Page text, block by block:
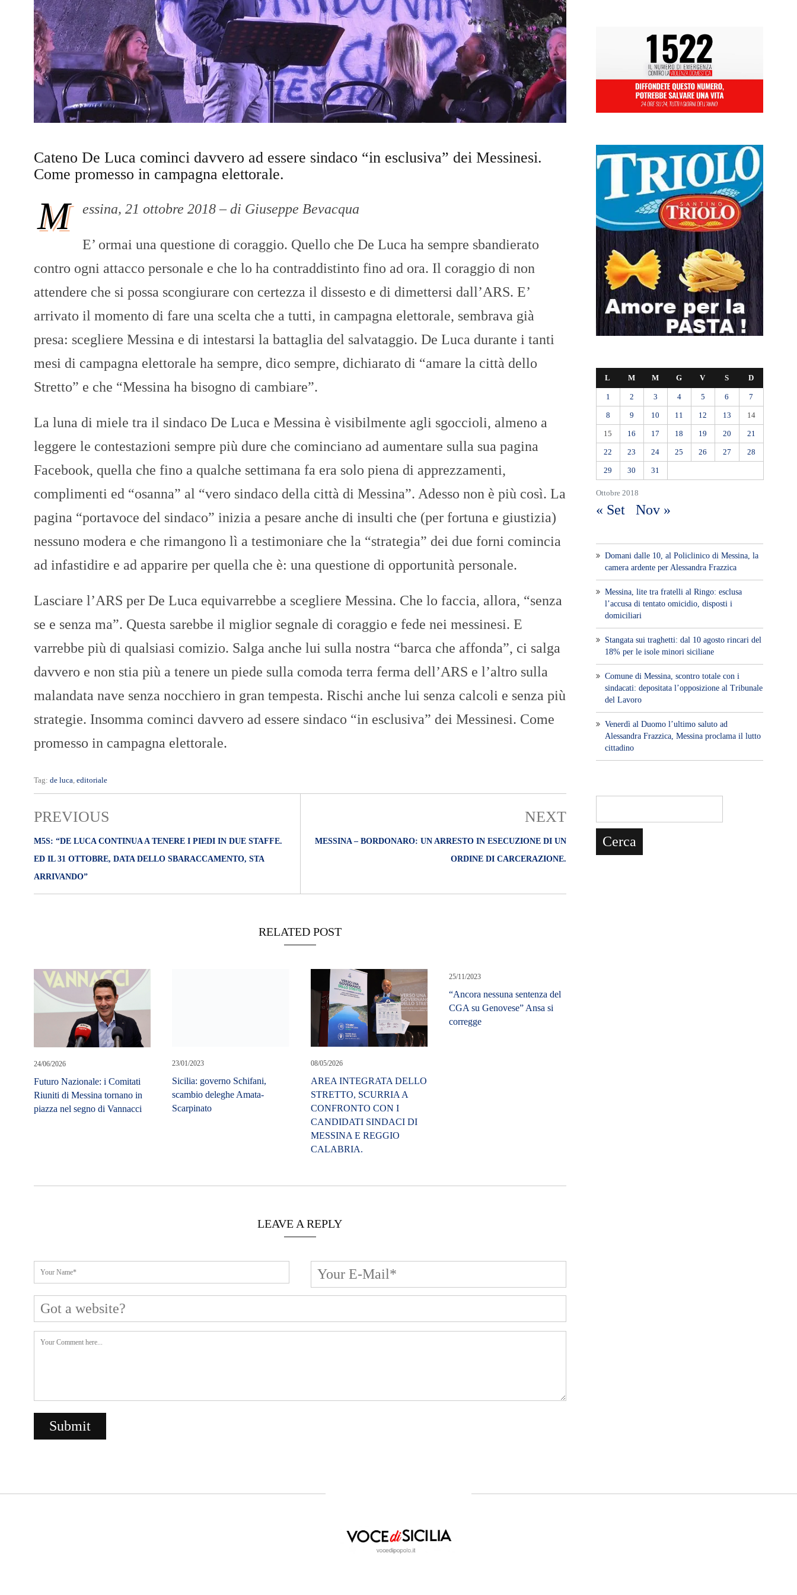
O
T
S
p
o
r
t
I
O
Cateno De Luca cominci davvero ad essere sindaco “in esclusiva” dei Messinesi.
Come promesso in campagna elettorale.
M essina, 21 ottobre 2018 – di Giuseppe Bevacqua
E’ ormai una questione di coraggio. Quello che De Luca ha sempre sbandierato
contro ogni attacco personale e che lo ha contraddistinto fino ad ora. Il coraggio di non
attendere che si possa scongiurare con certezza il dissesto e di dimettersi dall’ARS. E’
arrivato il momento di fare una scelta che a tutti, in campagna elettorale, sembrava già
presa: scegliere Messina e di intestarsi la battaglia del salvataggio. De Luca durante i tanti
mesi di campagna elettorale ha sempre, dico sempre, dichiarato di “amare la città dello
Stretto” e che “Messina ha bisogno di cambiare”.
La luna di miele tra il sindaco De Luca e Messina è visibilmente agli sgoccioli, almeno a
leggere le contestazioni sempre più dure che cominciano ad aumentare sulla sua pagina
Facebook, quella che fino a qualche settimana fa era solo piena di apprezzamenti,
complimenti ed “osanna” al “vero sindaco della città di Messina”. Adesso non è più così. La
pagina “portavoce del sindaco” inizia a pesare anche di insulti che (per fortuna e giustizia)
nessuno modera e che rimangono lì a testimoniare che la “strategia” dei due forni comincia
ad infastidire e ad apparire per quella che è: una questione di opportunità personale.
Lasciare l’ARS per De Luca equivarrebbe a scegliere Messina. Che lo faccia, allora, “senza
se e senza ma”. Questa sarebbe il miglior segnale di coraggio e fede nei messinesi. E
varrebbe più di qualsiasi comizio. Salga anche lui sulla nostra “barca che affonda”, ci salga
davvero e non stia più a tenere un piede sulla comoda terra ferma dell’ARS e l’altro sulla
malandata nave senza nocchiero in gran tempesta. Rischi anche lui senza calcoli e senza più
strategie. Insomma cominci davvero ad essere sindaco “in esclusiva” dei Messinesi. Come
promesso in campagna elettorale.
Tag: de luca editoriale
PREVIOUS
M5S: “DE LUCA CONTINUA A TENERE I PIEDI IN DUE STAFFE.
ED IL 31 OTTOBRE, DATA DELLO SBARACCAMENTO, STA
ARRIVANDO”
NEXT
MESSINA – BORDONARO: UN ARRESTO IN ESECUZIONE DI UN
ORDINE DI CARCERAZIONE.
RELATED POST
24/06/2026
Futuro Nazionale: i Comitati
Riuniti di Messina tornano in
piazza nel segno di Vannacci
08/05/2026
AREA INTEGRATA DELLO
STRETTO, SCURRIA A
CONFRONTO CON I
CANDIDATI SINDACI DI
MESSINA E REGGIO
CALABRIA.
25/11/2023
“Ancora nessuna sentenza del
CGA su Genovese” Ansa si
corregge
LEAVE A REPLY
Ottobre 2018
L M M G V S D
1 2 3 4 5 6 7
8 9 10 11 12 13 14
15 16 17 18 19 20 21
22 23 24 25 26 27 28
29 30 31
« Set Nov »
Domani dalle 10, al Policlinico di Messina, la
camera ardente per Alessandra Frazzica
Messina, lite tra fratelli al Ringo: esclusa
l’accusa di tentato omicidio, disposti i
domiciliari
Stangata sui traghetti: dal 10 agosto rincari del
18% per le isole minori siciliane
Comune di Messina, scontro totale con i
sindacati: depositata l’opposizione al Tribunale
del Lavoro
Venerdì al Duomo l’ultimo saluto ad
Alessandra Frazzica, Messina proclama il lutto
cittadino